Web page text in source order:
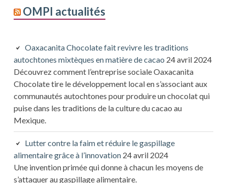
OMPI actualités
Oaxacanita Chocolate fait revivre les traditions
autochtones mixtèques en matière de cacao 24 avril 2024
Découvrez comment l’entreprise sociale Oaxacanita
Chocolate tire le développement local en s’associant aux
communautés autochtones pour produire un chocolat qui
puise dans les traditions de la culture du cacao au
Mexique.
Lutter contre la faim et réduire le gaspillage
alimentaire grâce à l’innovation 24 avril 2024
Une invention primée qui donne à chacun les moyens de
s’attaquer au gaspillage alimentaire.